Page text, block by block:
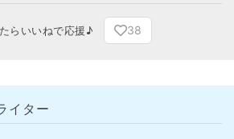
らいいねで応援♪ 38
イター